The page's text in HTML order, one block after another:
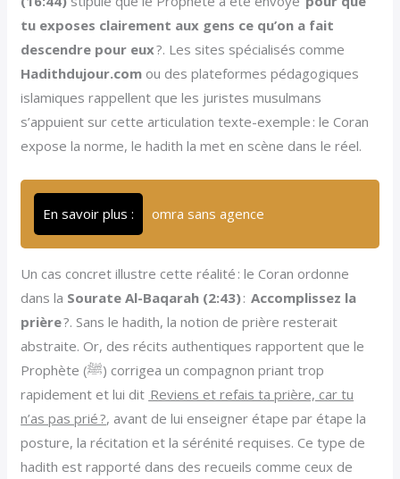
tu exposes clairement aux gens ce qu’on a fait
descendre pour eux?. Les sites spécialisés comme
Hadithdujour.com ou des plateformes pédagogiques
islamiques rappellent que les juristes musulmans
s’appuient sur cette articulation texte-exemple : le Coran
expose la norme, le hadith la met en scène dans le réel.
En savoir plus : omra sans agence
Un cas concret illustre cette réalité : le Coran ordonne
dans la Sourate Al-Baqarah (2:43):Accomplissez la
prière?. Sans le hadith, la notion de prière resterait
abstraite. Or, des récits authentiques rapportent que le
Prophète (ﷺ) corrigea un compagnon priant trop
rapidement et lui dit Reviens et refais ta prière, car tu
n’as pas prié ?, avant de lui enseigner étape par étape la
posture, la récitation et la sérénité requises. Ce type de
hadith est rapporté dans des recueils comme ceux de